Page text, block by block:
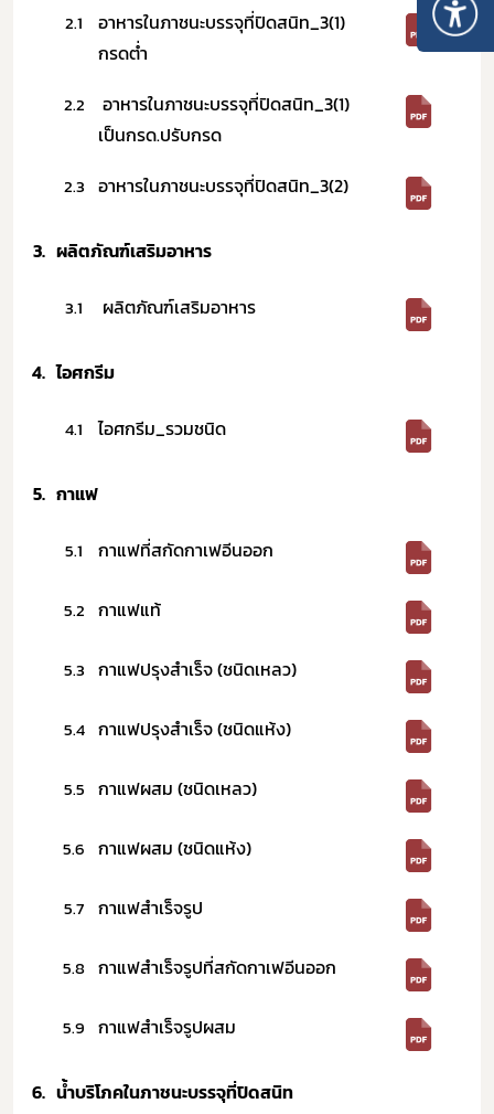
2.1
อาหารในภาชนะบรรจุที่ปิดสนิท_3(1)
กรดต่ำ
2.2
อาหารในภาชนะบรรจุที่ปิดสนิท_3(1)
เป็นกรด.ปรับกรด
2.3 อาหารในภาชนะบรรจุที่ปิดสนิท_3(2)
3. ผลิตภัณฑ์เสริมอาหาร​ ​
3.1 ผลิตภัณฑ์เสริมอาหาร
4. ไอศกรีม​ ​
4.1 ไอศกรีม_รวมชนิด
5. กาแฟ​ ​
5.1 กาแฟที่สกัดกาเฟอีนออก
5.2 กาแฟแท้
5.3 กาแฟปรุงสำเร็จ (ชนิดเหลว)
5.4 กาแฟปรุงสำเร็จ (ชนิดแห้ง)
5.5 กาแฟผสม (ชนิดเหลว)
5.6 กาแฟผสม (ชนิดแห้ง)
5.7 กาแฟสำเร็จรูป
5.8 กาแฟสำเร็จรูปที่สกัดกาเฟอีนออก
5.9 กาแฟสำเร็จรูปผสม
6. น้ำบริโภคในภาชนะบรรจุที่ปิดสนิท​ ​